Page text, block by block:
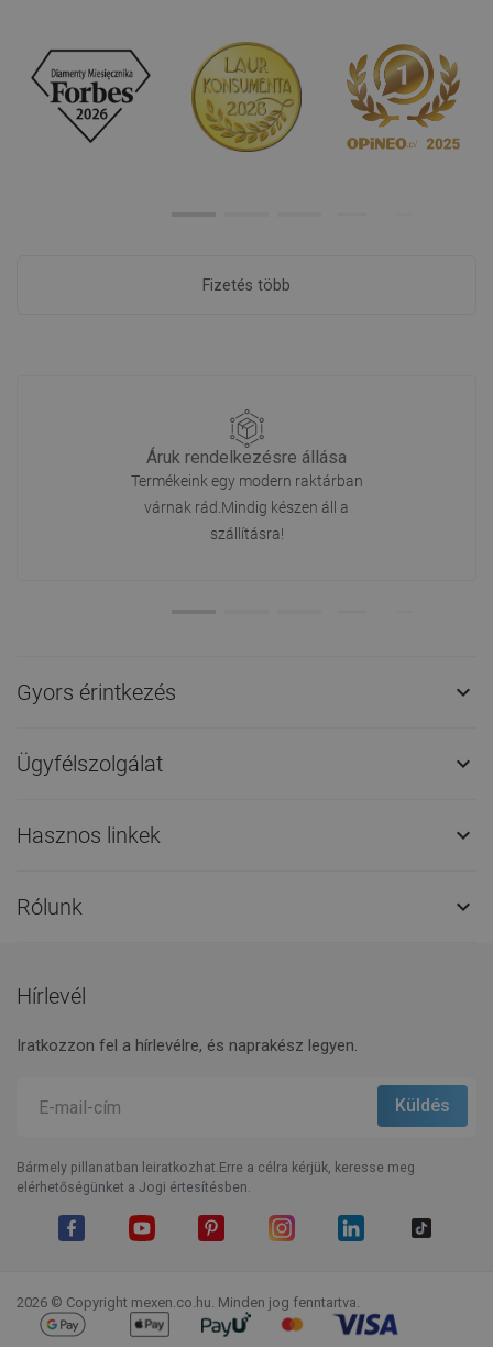
Fizetés több
Áruk rendelkezésre állása
Termékeink egy modern raktárban
várnak rád.Mindig készen áll a
szállításra!
Gyors érintkezés 
Ügyfélszolgálat 
Hasznos linkek 
Rólunk 
Hírlevél
Iratkozzon fel a hírlevélre, és naprakész legyen.
Bármely pillanatban leiratkozhat.Erre a célra kérjük, keresse meg
elérhetőségünket a Jogi értesítésben.
2026 © Copyright mexen.co.hu. Minden jog fenntartva.